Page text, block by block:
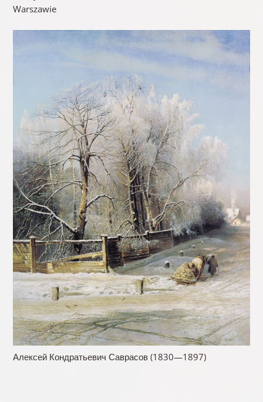
Warszawie
Алексей Кондратьевич Саврасов (1830—1897)